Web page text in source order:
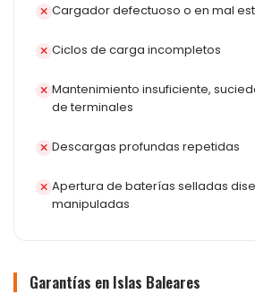
Cargador defectuoso o en mal
Ciclos de carga incompletos
Mantenimiento insuficiente,
de terminales
Descargas profundas repetidas
Apertura de baterías selladas
manipuladas
Garantías en Islas Baleares